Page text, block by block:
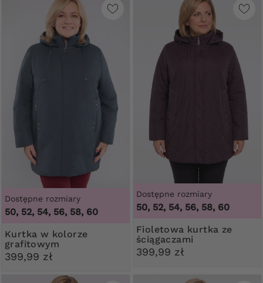
Dostępne rozmiary
50, 52, 54, 56, 58, 60
Kurtka w kolorze
grafitowym
399,99 zł
Dostępne rozmiary
50, 52, 54, 56, 58, 60
Fioletowa kurtka ze
ściągaczami
399,99 zł